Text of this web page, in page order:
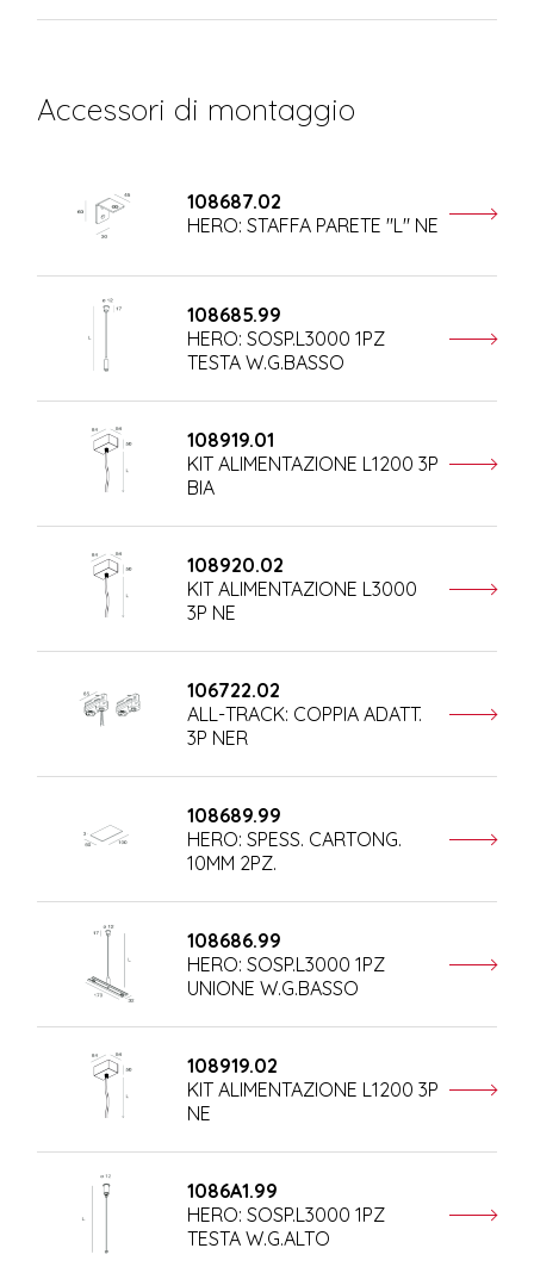
Accessori di montaggio
108687.02
HERO: STAFFA PARETE "L" NE
108685.99
HERO: SOSP.L3000 1PZ
TESTA W.G.BASSO
108919.01
KIT ALIMENTAZIONE L1200 3P
BIA
108920.02
KIT ALIMENTAZIONE L3000
3P NE
106722.02
ALL-TRACK: COPPIA ADATT.
3P NER
108689.99
HERO: SPESS. CARTONG.
10MM 2PZ.
108686.99
HERO: SOSP.L3000 1PZ
UNIONE W.G.BASSO
108919.02
KIT ALIMENTAZIONE L1200 3P
NE
1086A1.99
HERO: SOSP.L3000 1PZ
TESTA W.G.ALTO